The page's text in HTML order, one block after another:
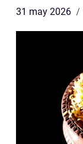
31 may 2026